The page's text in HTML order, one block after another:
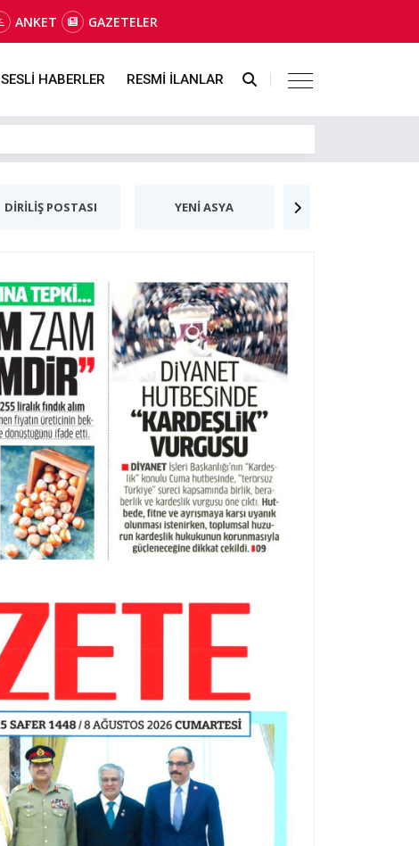
ANKET GAZETELER
SESLİ HABERLER RESMİ İLANLAR
DİRİLİŞ POSTASI YENİ ASYA